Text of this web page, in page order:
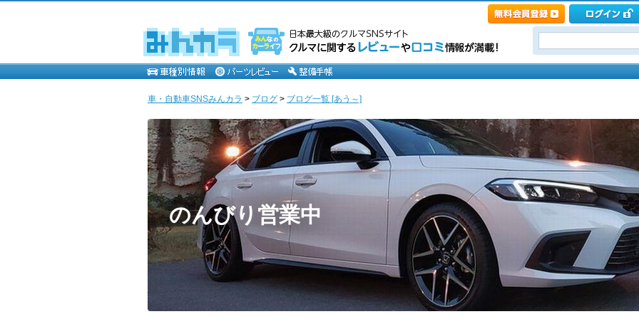
車・自動車SNSみんカラ > ブログ > ブログ一覧 [あう～]
のんびり営業中